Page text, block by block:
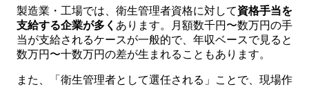
製造業・工場では、衛生管理者資格に対して資格手当を
支給する企業が多く あります。月額数千円〜数万円の手
当が支給されるケースが一般的で、年収ベースで見ると
数万円〜十数万円の差が生まれることもあります。
また、「衛生管理者として選任される」ことで、現場作